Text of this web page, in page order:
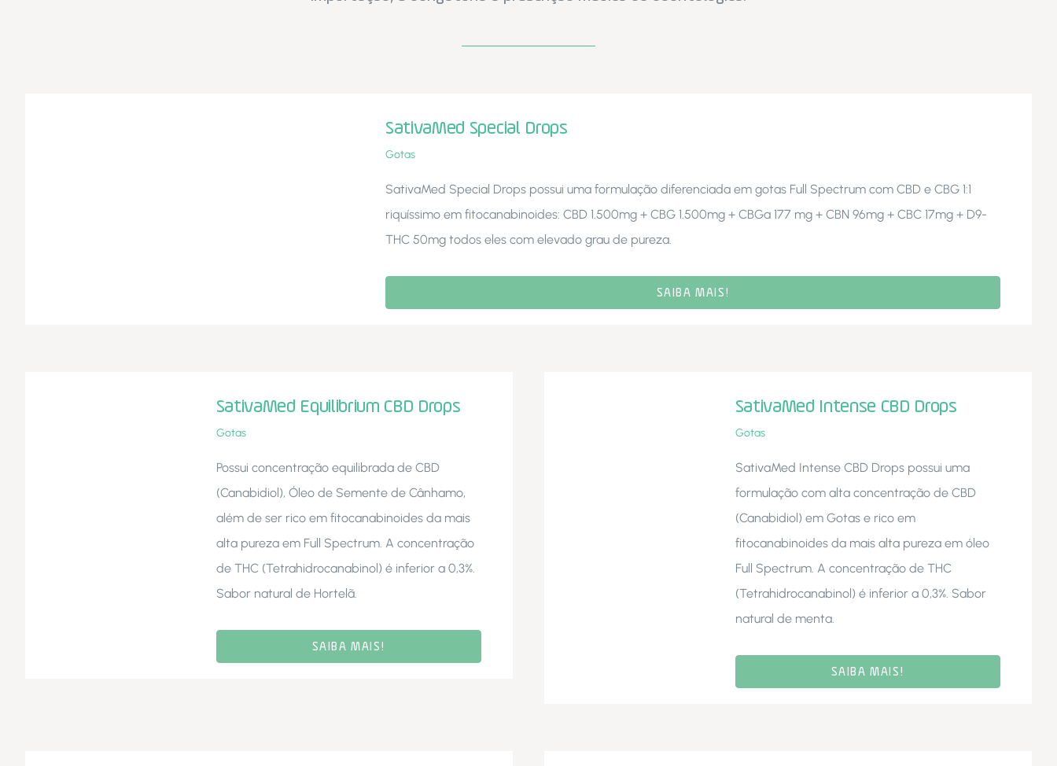
SativaMed Special Drops
Gotas
SativaMed Special Drops possui uma formulação diferenciada em gotas Full Spectrum com CBD e CBG 1:1
riquíssimo em fitocanabinoides: CBD 1.500mg + CBG 1.500mg + CBGa 177 mg + CBN 96mg + CBC 17mg + D9-
THC 50mg todos eles com elevado grau de pureza.
SAIBA MAIS!
SativaMed Equilibrium CBD Drops
Gotas
Possui concentração equilibrada de CBD
(Canabidiol), Óleo de Semente de Cânhamo,
além de ser rico em fitocanabinoides da mais
alta pureza em Full Spectrum. A concentração
de THC (Tetrahidrocanabinol) é inferior a 0,3%.
Sabor natural de Hortelã.
SAIBA MAIS!
SativaMed Intense CBD Drops
Gotas
SativaMed Intense CBD Drops possui uma
formulação com alta concentração de CBD
(Canabidiol) em Gotas e rico em
fitocanabinoides da mais alta pureza em óleo
Full Spectrum. A concentração de THC
(Tetrahidrocanabinol) é inferior a 0,3%. Sabor
natural de menta.
SAIBA MAIS!